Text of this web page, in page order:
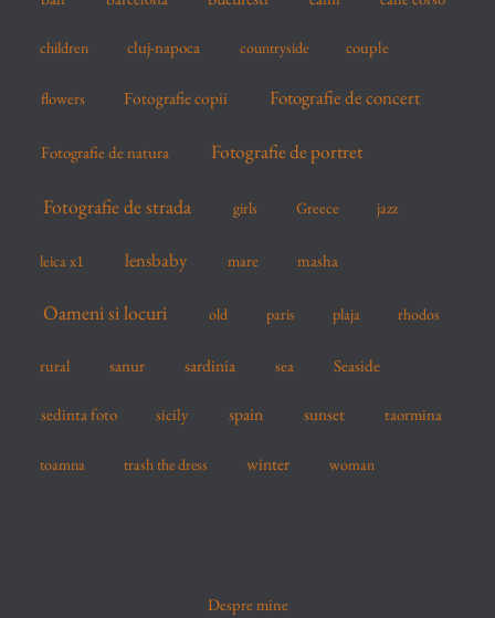
children cluj-napoca countryside couple
flowers Fotografie copii Fotografie de concert
Fotografie de natura Fotografie de portret
Fotografie de strada girls Greece jazz
leica x1 lensbaby mare masha
Oameni si locuri old paris plaja rhodos
rural sanur sardinia sea Seaside
sedinta foto sicily spain sunset taormina
toamna trash the dress winter woman
Despre mine